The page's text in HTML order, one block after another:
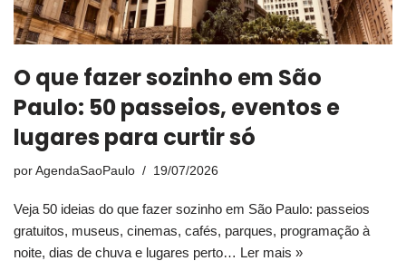
O que fazer sozinho em São
Paulo: 50 passeios, eventos e
lugares para curtir só
por AgendaSaoPaulo 19/07/2026
Veja 50 ideias do que fazer sozinho em São Paulo: passeios
gratuitos, museus, cinemas, cafés, parques, programação à
noite, dias de chuva e lugares perto… Ler mais »